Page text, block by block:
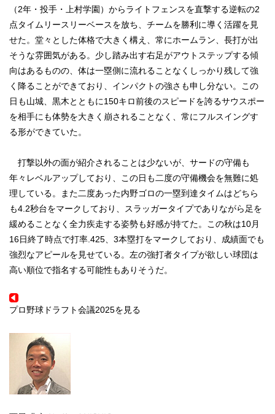
（2年・投手・上村学園）からライトフェンスを直撃する逆転の2
点タイムリースリーベースを放ち、チームを勝利に導く活躍を見
せた。堂々とした体格で大きく構え、常にホームラン、長打が出
そうな雰囲気がある。少し踏み出す右足がアウトステップする傾
向はあるものの、体は一塁側に流れることなくしっかり残して強
く降ることができており、インパクトの強さも申し分ない。この
日も山城、黒木とともに150キロ前後のスピードを誇るサウスポー
を相手にも体勢を大きく崩されることなく、常にフルスイングす
る形ができていた。
打撃以外の面が紹介されることは少ないが、サードの守備も
年々レベルアップしており、この日も二度の守備機会を無難に処
理している。また二度あった内野ゴロの一塁到達タイムはどちら
も4.2秒台をマークしており、スラッガータイプでありながら足を
緩めることなく全力疾走する姿勢も好感が持てた。この秋は10月
16日終了時点で打率.425、3本塁打をマークしており、成績面でも
強烈なアピールを見せている。左の強打者タイプが欲しい球団は
高い順位で指名する可能性もありそうだ。
プロ野球ドラフト会議2025を見る